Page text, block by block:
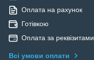
Оплата на рахунок
Готівкою
Оплата за реквізитами
Всі умови оплати